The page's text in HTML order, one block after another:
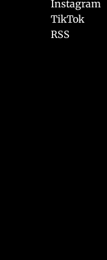
Instagram
TikTok
RSS